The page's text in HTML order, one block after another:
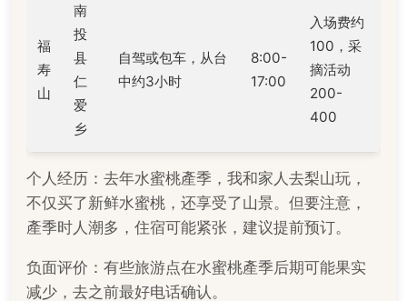
福
寿
山
南
投
县
仁
爱
乡
自驾或包车，从台
中约3小时
8:00-
17:00
入场费约
100，采
摘活动
200-
400
个人经历：去年水蜜桃產季，我和家人去梨山玩，
不仅买了新鲜水蜜桃，还享受了山景。但要注意，
產季时人潮多，住宿可能紧张，建议提前预订。
负面评价：有些旅游点在水蜜桃產季后期可能果实
减少，去之前最好电话确认。